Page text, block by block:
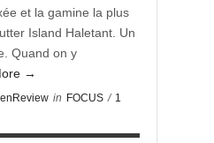
et la gamine la plus
Island Haletant. Un
Quand on y
→
in FOCUS / 1